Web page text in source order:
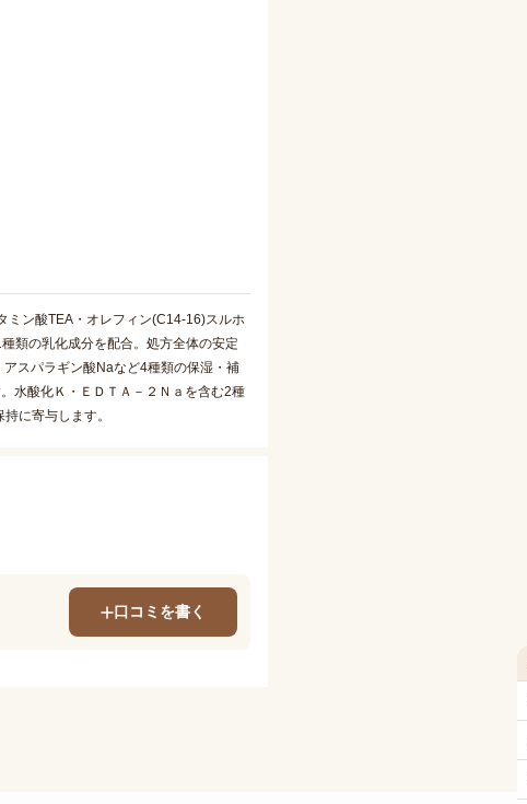
ミン酸TEA・オレフィン(C14-16)スルホ
類の乳化成分を配合。処方全体の安定
スパラギン酸Naなど4種類の保湿・補
水酸化Ｋ・ＥＤＴＡ－２Ｎａを含む2種
に寄与します。
口コミを書く